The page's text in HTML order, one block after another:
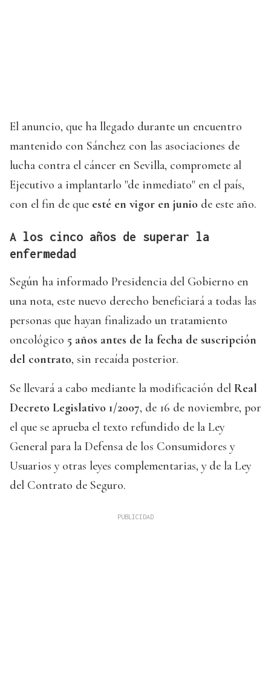
El anuncio, que ha llegado durante un encuentro
mantenido con Sánchez con las asociaciones de
lucha contra el cáncer en Sevilla, compromete al
Ejecutivo a implantarlo "de inmediato" en el país,
con el fin de que esté en vigor en junio de este año.
A los cinco años de superar la
enfermedad
Según ha informado Presidencia del Gobierno en
una nota, este nuevo derecho beneficiará a todas las
personas que hayan finalizado un tratamiento
oncológico 5 años antes de la fecha de suscripción
del contrato, sin recaída posterior.
Se llevará a cabo mediante la modificación del Real
Decreto Legislativo 1/2007, de 16 de noviembre, por
el que se aprueba el texto refundido de la Ley
General para la Defensa de los Consumidores y
Usuarios y otras leyes complementarias, y de la Ley
del Contrato de Seguro.